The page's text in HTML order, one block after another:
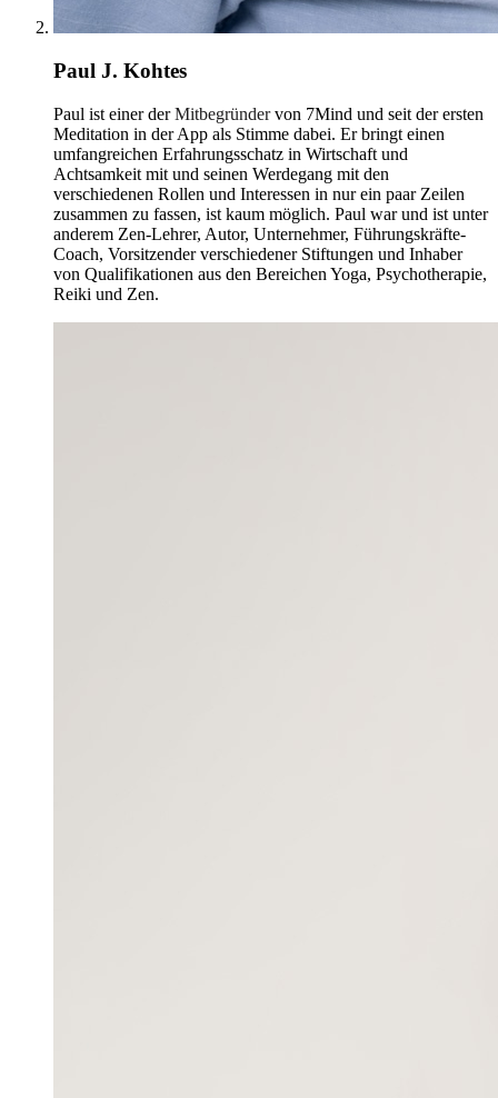
Paul J. Kohtes
Paul ist einer derMitbegründervon 7Mind und seit der ersten
Meditation in der App als Stimme dabei. Er bringt einen
umfangreichen Erfahrungsschatz in Wirtschaft und
Achtsamkeit mit und seinen Werdegang mit den
verschiedenen Rollen und Interessen in nur ein paar Zeilen
zusammen zu fassen, ist kaum möglich. Paul war und ist unter
anderem Zen-Lehrer, Autor, Unternehmer, Führungskräfte-
Coach, Vorsitzender verschiedener Stiftungen und Inhaber
von Qualifikationen aus den Bereichen Yoga, Psychotherapie,
Reiki und Zen.